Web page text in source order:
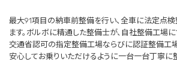
最大91項目の納車前整備を行い、全車に法定点
ます。ボルボに精通した整備士が、自社整備工場
交通省認可の指定整備工場ならびに認証整備工
安心してお乗りいただけるように一台一台丁寧に